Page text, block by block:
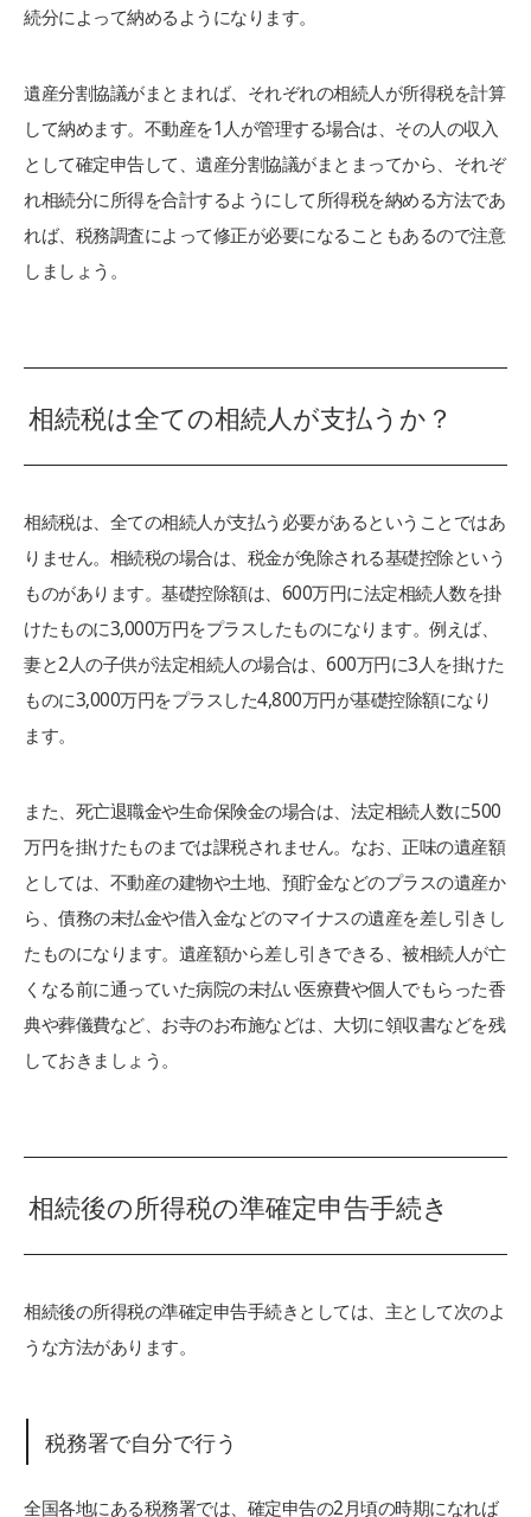
続分によって納めるようになります。
遺産分割協議がまとまれば、それぞれの相続人が所得税を計算
して納めます。不動産を1人が管理する場合は、その人の収入
として確定申告して、遺産分割協議がまとまってから、それぞ
れ相続分に所得を合計するようにして所得税を納める方法であ
れば、税務調査によって修正が必要になることもあるので注意
しましょう。
相続税は全ての相続人が支払うか？
相続税は、全ての相続人が支払う必要があるということではあ
りません。相続税の場合は、税金が免除される基礎控除という
ものがあります。基礎控除額は、600万円に法定相続人数を掛
けたものに3,000万円をプラスしたものになります。例えば、
妻と2人の子供が法定相続人の場合は、600万円に3人を掛けた
ものに3,000万円をプラスした4,800万円が基礎控除額になり
ます。
また、死亡退職金や生命保険金の場合は、法定相続人数に500
万円を掛けたものまでは課税されません。なお、正味の遺産額
としては、不動産の建物や土地、預貯金などのプラスの遺産か
ら、債務の未払金や借入金などのマイナスの遺産を差し引きし
たものになります。遺産額から差し引きできる、被相続人が亡
くなる前に通っていた病院の未払い医療費や個人でもらった香
典や葬儀費など、お寺のお布施などは、大切に領収書などを残
しておきましょう。
相続後の所得税の準確定申告手続き
相続後の所得税の準確定申告手続きとしては、主として次のよ
うな方法があります。
税務署で自分で行う
全国各地にある税務署では、確定申告の2月頃の時期になれば